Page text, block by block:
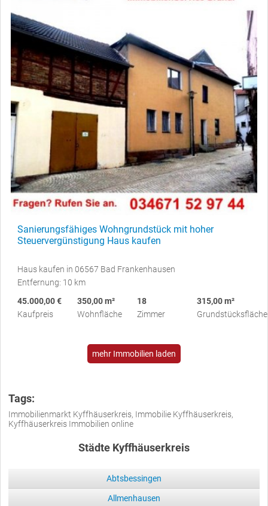
Sanierungsfähiges Wohngrundstück mit hoher
Steuervergünstigung Haus kaufen
Haus kaufen in 06567 Bad Frankenhausen
Entfernung: 10 km
45.000,00 €
Kaufpreis
350,00 m²
Wohnfläche
18
Zimmer
315,00 m²
Grundstücksfläche
mehr Immobilien laden
Tags:
Immobilienmarkt Kyffhäuserkreis, Immobilie Kyffhäuserkreis,
Kyffhäuserkreis Immobilien online
Städte Kyffhäuserkreis
Abtsbessingen
Allmenhausen